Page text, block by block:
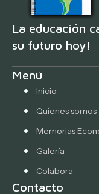
La educación
su futuro hoy!
Menú
Inicio
Quienes somos
Memorias
Galería
Colabora
Contacto